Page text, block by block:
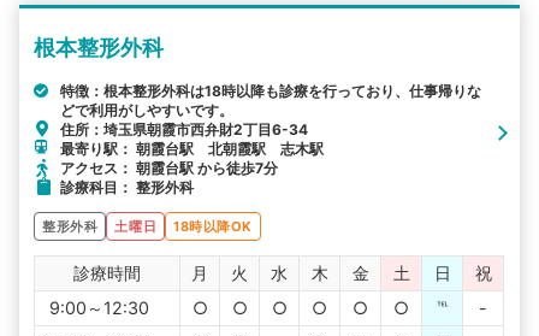
根本整形外科
特徴：根本整形外科は18時以降も診療を行っており、仕事帰りな
どで利用がしやすいです。
住所：埼玉県朝霞市西弁財2丁目6-34
最寄り駅： 朝霞台駅 北朝霞駅 志木駅
アクセス： 朝霞台駅 から徒歩7分
診療科目： 整形外科
整形外科 土曜日 18時以降OK
診療時間 月 火 水 木 金 土 日
祝
9:00～12:30
○ ○ ○ ○ ○ ○ ℡
-